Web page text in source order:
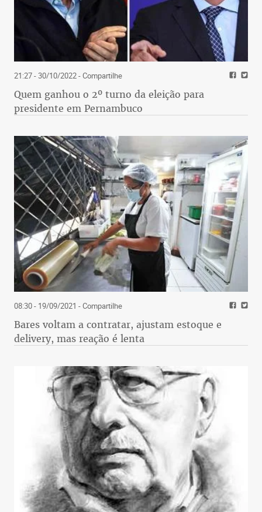
21:27 - 30/10/2022- Compartilhe
Quem ganhou o 2º turno da eleição para
presidente em Pernambuco
08:30 - 19/09/2021 - Compartilhe
Bares voltam a contratar, ajustam estoque e
delivery, mas reação é lenta